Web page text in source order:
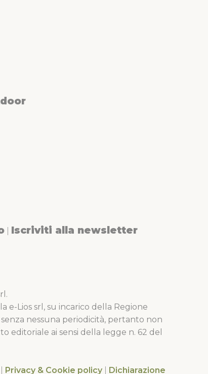
Iscriviti alla newsletter
e-Lios srl, su incarico della Regione
nessuna periodicità, pertanto non
editoriale ai sensi della legge n. 62 del
Privacy & Cookie policy Dichiarazione